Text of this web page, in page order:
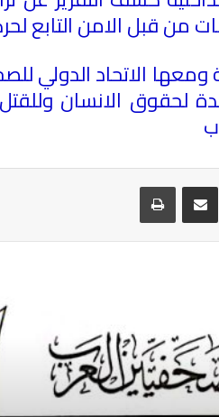
ومعها الاتحاد الدولي
لحقوق الانسان
مشاركة عبر البريد طباعة